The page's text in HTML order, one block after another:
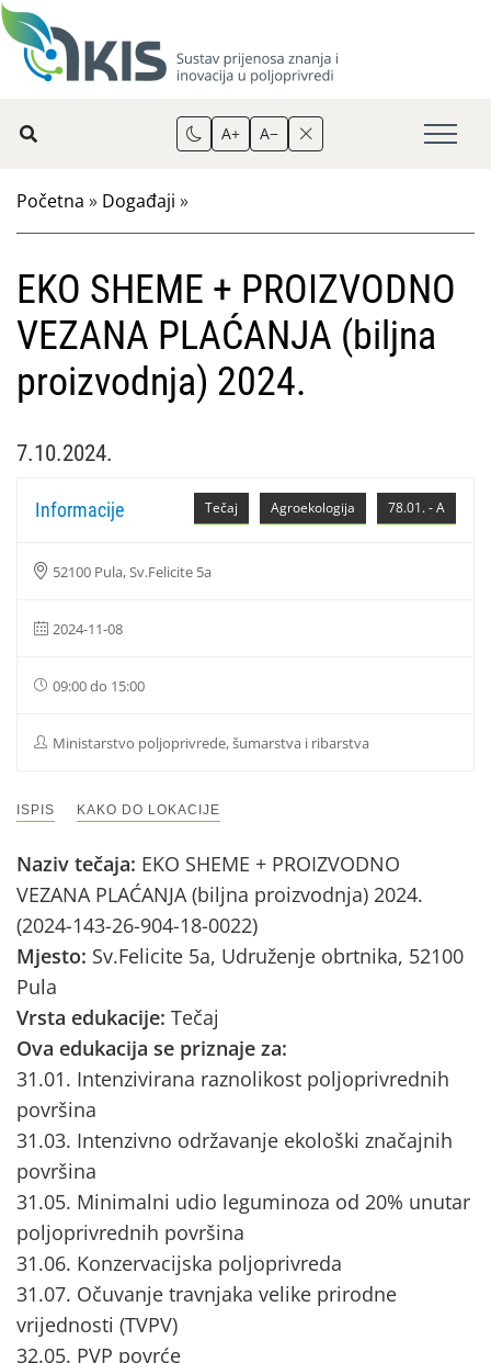
A+ A−
Početna » Događaji »
EKO SHEME + PROIZVODNO
VEZANA PLAĆANJA (biljna
proizvodnja) 2024.
7.10.2024.
78.01. - A
Agroekologija
Tečaj
Informacije
52100 Pula, Sv.Felicite 5a
2024-11-08
09:00 do 15:00
Ministarstvo poljoprivrede, šumarstva i ribarstva
ISPIS KAKO DO LOKACIJE
Naziv tečaja: EKO SHEME + PROIZVODNO
VEZANA PLAĆANJA (biljna proizvodnja) 2024.
(2024-143-26-904-18-0022)
Mjesto: Sv.Felicite 5a, Udruženje obrtnika, 52100
Pula
Vrsta edukacije: Tečaj
Ova edukacija se priznaje za:
31.01. Intenzivirana raznolikost poljoprivrednih
površina
31.03. Intenzivno održavanje ekološki značajnih
površina
31.05. Minimalni udio leguminoza od 20% unutar
poljoprivrednih površina
31.06. Konzervacijska poljoprivreda
31.07. Očuvanje travnjaka velike prirodne
vrijednosti (TVPV)
32.05. PVP povrće